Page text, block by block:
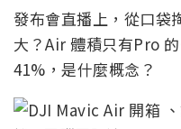
發布會直播上，從口袋
大？Air 體積只有Pro
41%，是什麼概念？